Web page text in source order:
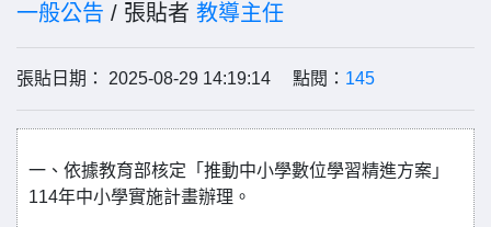
一般公告 / 張貼者 教導主任
張貼日期： 2025-08-29 14:19:14 點閱： 145
一、依據教育部核定「推動中小學數位學習精進方案」
114年中小學實施計畫辦理。